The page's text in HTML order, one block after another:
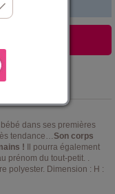
dans ses premières
tendance…Son corps
! Il pourra également
prénom du tout-petit. .
polyester. Dimension : H :